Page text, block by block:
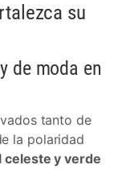
su
de moda en
tanto de
la polaridad
celeste y verde